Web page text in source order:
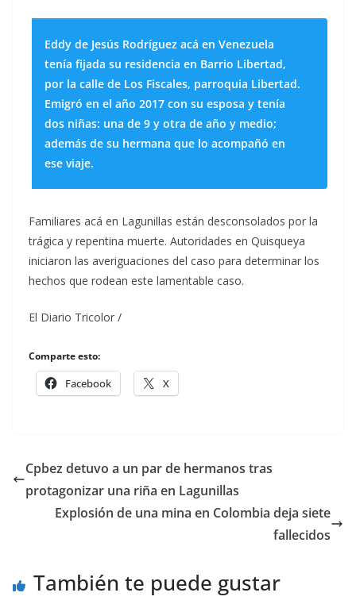
Eddy de Jesús Rodríguez acá en Venezuela
tenía fijada su residencia en Barrio Libertad,
por la calle de Los Fiscales, parroquia Libertad.
Emigró en el año 2017 con su esposa y tenía
dos niñas: una de 9 y otra de año y medio;
además de su hermana que lo acompañó en
ese viaje.
Familiares acá en Lagunillas están desconsolados por la
trágica y repentina muerte. Autoridades en Quisqueya
iniciaron las averiguaciones del caso para determinar los
hechos que rodean este lamentable caso.
El Diario Tricolor /
Comparte esto:
Facebook X
Cpbez detuvo a un par de hermanos tras
protagonizar una riña en Lagunillas
Explosión de una mina en Colombia deja siete
fallecidos
También te puede gustar